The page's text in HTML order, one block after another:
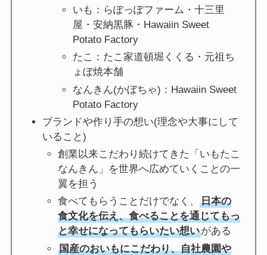
いも：らぽっぽファーム・十三里
屋・安納黒豚・Hawaiin Sweet
Potato Factory
たこ：たこ家道頓堀くくる・元祖ち
ょぼ焼本舗
なんきん(かぼちゃ)：Hawaiin Sweet
Potato Factory
ブランドや作り手の想い(理念や大事にして
いること)
創業以来こだわり続けてきた「いもたこ
なんきん」を世界へ広めていくことの一
翼を担う
食べてもらうことだけでなく、
日本の
食文化を伝え、食べることを通じてもっ
と幸せになってもらいたい想いがある
国産のおいもにこだわり、自社農園や